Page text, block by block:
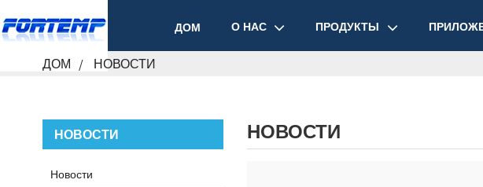
ДОМ О НАС ПРОДУКТЫ
ДОМ НОВОСТИ
НОВОСТИ
Новости
НОВОСТИ